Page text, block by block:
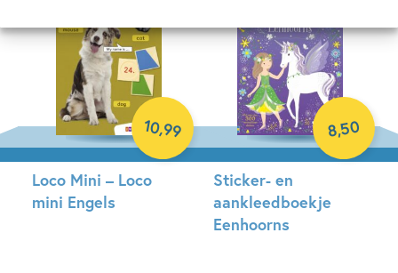
Loco Mini – Loco
mini Engels
10,99
Sticker- en
aankleedboekje
Eenhoorns
8,50